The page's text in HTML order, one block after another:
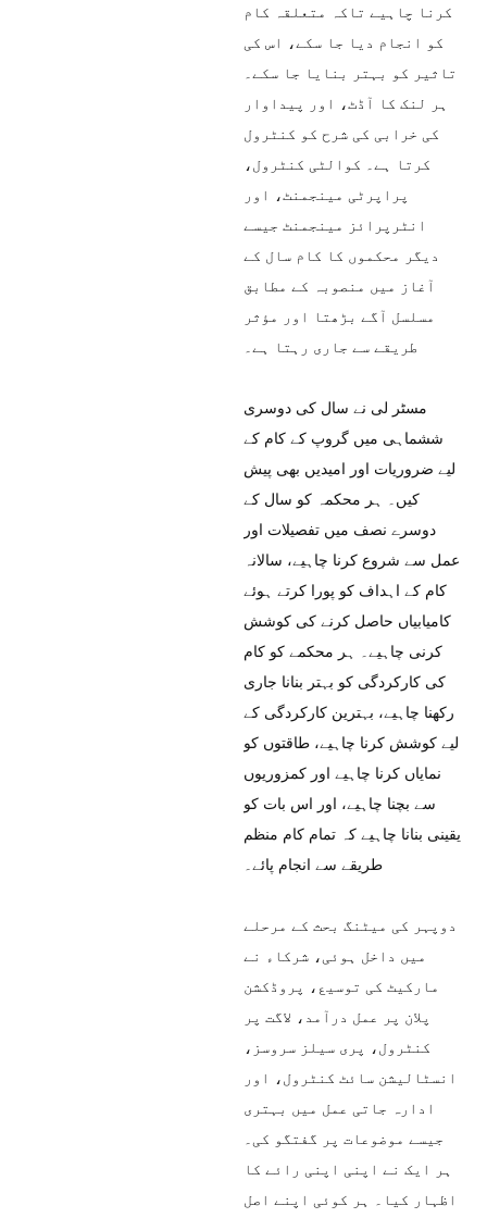
کرنا چاہیے تاکہ متعلقہ کام
کو انجام دیا جا سکے، اس کی
تاثیر کو بہتر بنایا جا سکے۔
ہر لنک کا آڈٹ، اور پیداوار
کی خرابی کی شرح کو کنٹرول
کرتا ہے۔ کوالٹی کنٹرول،
پراپرٹی مینجمنٹ، اور
انٹرپرائز مینجمنٹ جیسے
دیگر محکموں کا کام سال کے
آغاز میں منصوبہ کے مطابق
مسلسل آگے بڑھتا اور مؤثر
طریقے سے جاری رہتا ہے۔
مسٹر لی نے سال کی دوسری
ششماہی میں گروپ کے کام کے
لیے ضروریات اور امیدیں بھی پیش
کیں۔ ہر محکمہ کو سال کے
دوسرے نصف میں تفصیلات اور
عمل سے شروع کرنا چاہیے، سالانہ
کام کے اہداف کو پورا کرتے ہوئے
کامیابیاں حاصل کرنے کی کوشش
کرنی چاہیے۔ ہر محکمے کو کام
کی کارکردگی کو بہتر بنانا جاری
رکھنا چاہیے، بہترین کارکردگی کے
لیے کوشش کرنا چاہیے، طاقتوں کو
نمایاں کرنا چاہیے اور کمزوریوں
سے بچنا چاہیے، اور اس بات کو
یقینی بنانا چاہیے کہ تمام کام منظم
طریقے سے انجام پائے۔
دوپہر کی میٹنگ بحث کے مرحلے
میں داخل ہوئی، شرکاء نے
مارکیٹ کی توسیع، پروڈکشن
پلان پر عمل درآمد، لاگت پر
کنٹرول، پری سیلز سروسز،
انسٹالیشن سائٹ کنٹرول، اور
ادارہ جاتی عمل میں بہتری
جیسے موضوعات پر گفتگو کی۔
ہر ایک نے اپنی اپنی رائے کا
اظہار کیا۔ ہر کوئی اپنے اصل